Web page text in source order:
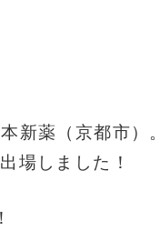
新薬（京都市）。
場しました！